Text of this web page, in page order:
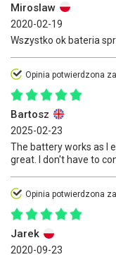
Miroslaw
2020-02-19
Wszystko ok bateria
Opinia potwierdzona
Bartosz
2025-02-23
The battery works as I
great. I don't have to
Opinia potwierdzona
Jarek
2020-09-23